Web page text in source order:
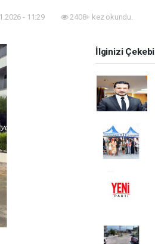
- 11:29 2408+ kez okundu.
İlginizi